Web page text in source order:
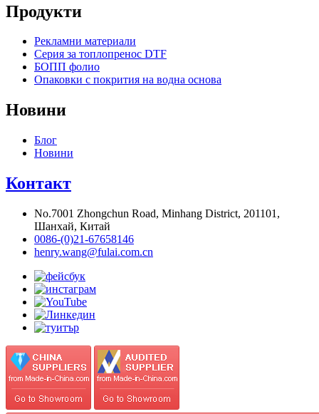
Продукти
Рекламни материали
Серия за топлопренос DTF
БОПП фолио
Опаковки с покрития на водна основа
Новини
Блог
Новини
Контакт
No.7001 Zhongchun Road, Minhang District, 201101,
Шанхай, Китай
0086-(0)21-67658146
henry.wang@fulai.com.cn